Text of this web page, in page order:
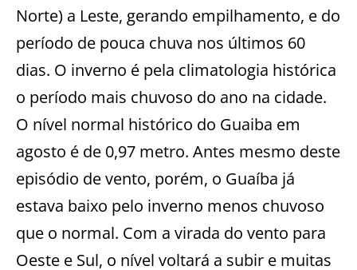
Norte) a Leste, gerando empilhamento, e do
período de pouca chuva nos últimos 60
dias. O inverno é pela climatologia histórica
o período mais chuvoso do ano na cidade.
O nível normal histórico do Guaiba em
agosto é de 0,97 metro. Antes mesmo deste
episódio de vento, porém, o Guaíba já
estava baixo pelo inverno menos chuvoso
que o normal. Com a virada do vento para
Oeste e Sul, o nível voltará a subir e muitas